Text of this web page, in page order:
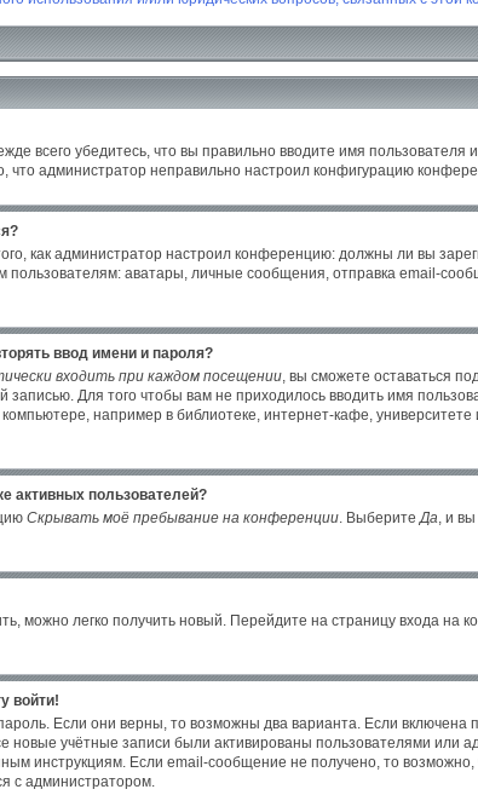
всего убедитесь, что вы правильно вводите имя
что администратор неправильно настроил конфигурацию
как администратор настроил конференцию: должны ли вы
аватары, личные сообщения, отправка email-
ввод имени и пароля?
входить при каждом посещении, вы сможете оставаться
записью. Для того чтобы вам не приходилось вводить имя
например в библиотеке, интернет-кафе, университете
активных пользователей?
Скрывать моё пребывание на конференции. ВыберитеДа, и
можно легко получить новый. Перейдите на страницу входа на
войти!
Если они верны, то возможны два варианта. Если
новые учётные записи были активированы пользователями
инструкциям. Если email-сообщение не получено, то
с администратором.